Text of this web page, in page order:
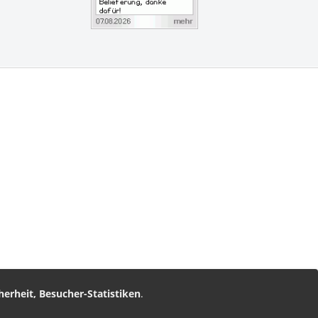
Leserservice
Besucher-Statistiken.